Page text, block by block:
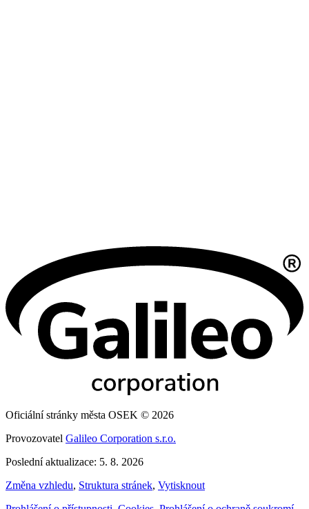
Oficiální stránky města OSEK © 2026
Provozovatel Galileo Corporation s.r.o.
Poslední aktualizace: 5. 8. 2026
Změna vzhledu, Struktura stránek, Vytisknout